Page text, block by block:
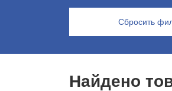
Сбросить
Найдено